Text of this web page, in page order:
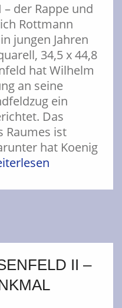
der Rappe und
Rottmann
jungen Jahren
34,5 x 44,8
hat Wilhelm
an seine
ein
Das
Raumes ist
hat Koenig
II –